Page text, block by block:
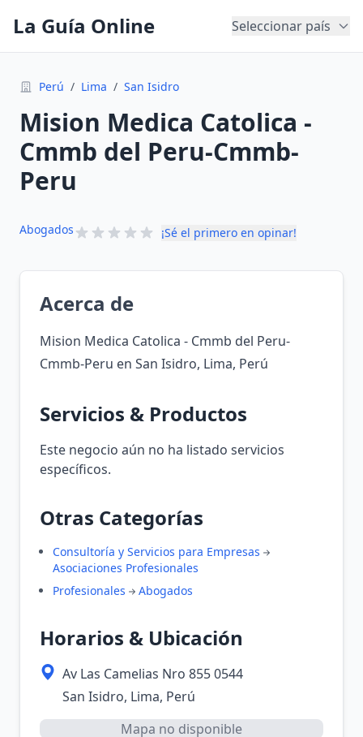
La Guía Online Seleccionar país
Perú / Lima / San Isidro
Mision Medica Catolica -
Cmmb del Peru-Cmmb-
Peru
Abogados ¡Sé el primero en opinar!
Acerca de
Mision Medica Catolica - Cmmb del Peru-
Cmmb-Peru en San Isidro, Lima, Perú
Servicios & Productos
Este negocio aún no ha listado servicios
específicos.
Otras Categorías
Consultoría y Servicios para Empresas
Asociaciones Profesionales
Profesionales
Abogados
Horarios & Ubicación
Av Las Camelias Nro 855 0544
San Isidro, Lima, Perú
Mapa no disponible